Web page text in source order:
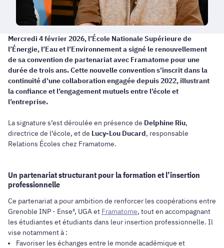
Mercredi 4 février 2026, l’École Nationale Supérieure de
l’Énergie, l’Eau et l’Environnement a signé le renouvellement
de sa convention de partenariat avec Framatome pour une
durée de trois ans. Cette nouvelle convention s’inscrit dans la
continuité d’une collaboration engagée depuis 2022, illustrant
la confiance et l’engagement mutuels entre l’école et
l’entreprise.
La signature s’est déroulée en présence de Delphine Riu,
directrice de l’école, et de Lucy-Lou Ducard, responsable
Relations Écoles chez Framatome.
Un partenariat structurant pour la formation et l’insertion
professionnelle
Ce partenariat a pour ambition de renforcer les coopérations entre
Grenoble INP - Ense³, UGA et Framatome, tout en accompagnant
les étudiantes et étudiants dans leur insertion professionnelle. Il
vise notamment à :
Favoriser les échanges entre le monde académique et